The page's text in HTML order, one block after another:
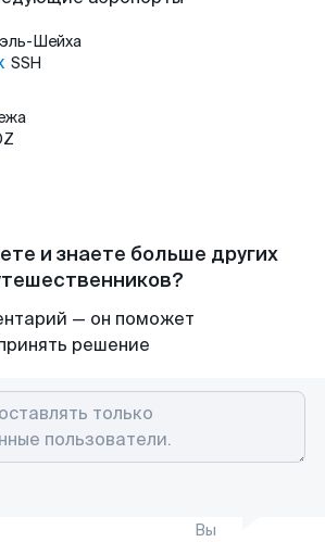
Шейха
SSH
и знаете больше других
— он поможет
решение
Вы